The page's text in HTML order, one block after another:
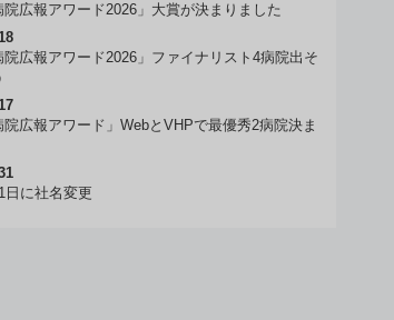
院広報アワード2026」大賞が決まりました
院広報アワード2026」ファイナリスト4病院出そ
院広報アワード」WebとVHPで最優秀2病院決ま
日に社名変更